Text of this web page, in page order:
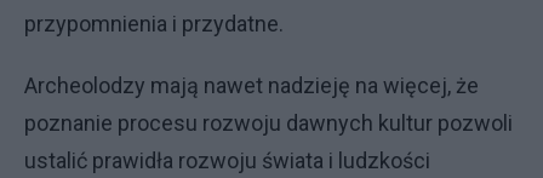
przypomnienia i przydatne.
Archeolodzy mają nawet nadzieję na więcej, że
poznanie procesu rozwoju dawnych kultur pozwoli
ustalić prawidła rozwoju świata i ludzkości